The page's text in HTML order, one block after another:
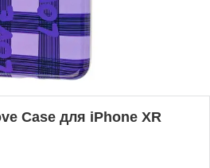
Case для iPhone XR